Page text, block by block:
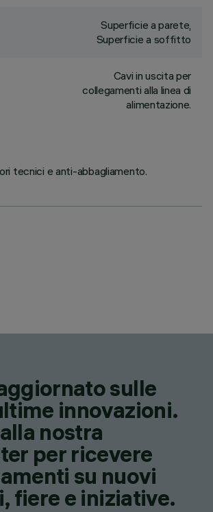
Superficie a parete,
Superficie a soffitto
Cavi in uscita per
collegamenti alla linea di
alimentazione.
tecnici e anti-abbagliamento.
sulle
innovazioni.
nostra
per ricevere
su nuovi
fiere e iniziative.